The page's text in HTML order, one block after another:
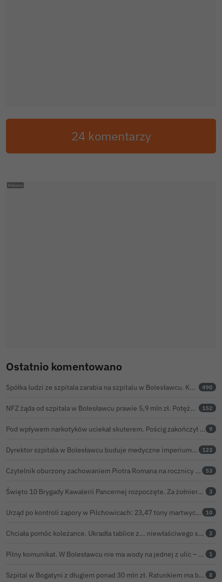
Ostatnio komentowano
Spółka ludzi ze szpitala zarabia na szpitalu w Bolesławcu. Kwoty pozostają tajne 490
NFZ żąda od szpitala w Bolesławcu prawie 5,9 mln zł. Potężny cios po kontroli rozliczeń 152
Pod wpływem narkotyków uciekał skuterem. Pościg zakończył w polu kukurydzy 9
Dyrektor szpitala w Bolesławcu buduje medyczne imperium. „Gazeta Wyborcza” opisuje jego działalność w całej Polsce 123
Czytelnik oburzony zachowaniem Piotra Romana na rocznicy prezydentury Karola Nawrockiego. Obejrzeliśmy nagranie 53
Święto 10 Brygady Kawalerii Pancernej rozpoczęte. Za żołnierzami pierwszy dzień uroczystości 3
Urząd po kontroli zapory w Pilchowicach: 23,47 tony martwych ryb i zawiadomienie do prokuratury 10
Chciała pomóc koleżance. Ukradła tablice z... niewłaściwego samochodu 2
Pilny komunikat. W Bolesławcu nie ma wody na jednej z ulic – trwa usuwanie awarii 1
Szpital w Bogatyni z długiem ponad 30 mln zł. Ratunkiem ma być połączenie z Bolesławcem 8
24 komentarzy